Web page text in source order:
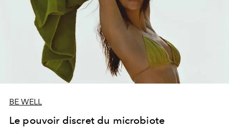
BE WELL
Le pouvoir discret du microbiote